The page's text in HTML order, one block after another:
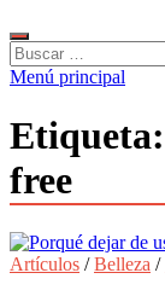
Buscar:
Menú principal
Etiqueta:
free
Artículos /Belleza /